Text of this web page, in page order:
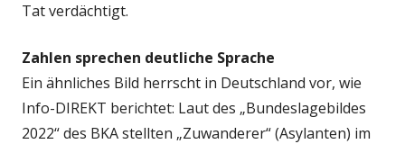
Tat verdächtigt.
Zahlen sprechen deutliche Sprache
Ein ähnliches Bild herrscht in Deutschland vor, wie
Info-DIREKT berichtet: Laut des „Bundeslagebildes
2022“ des BKA stellten „Zuwanderer“ (Asylanten) im